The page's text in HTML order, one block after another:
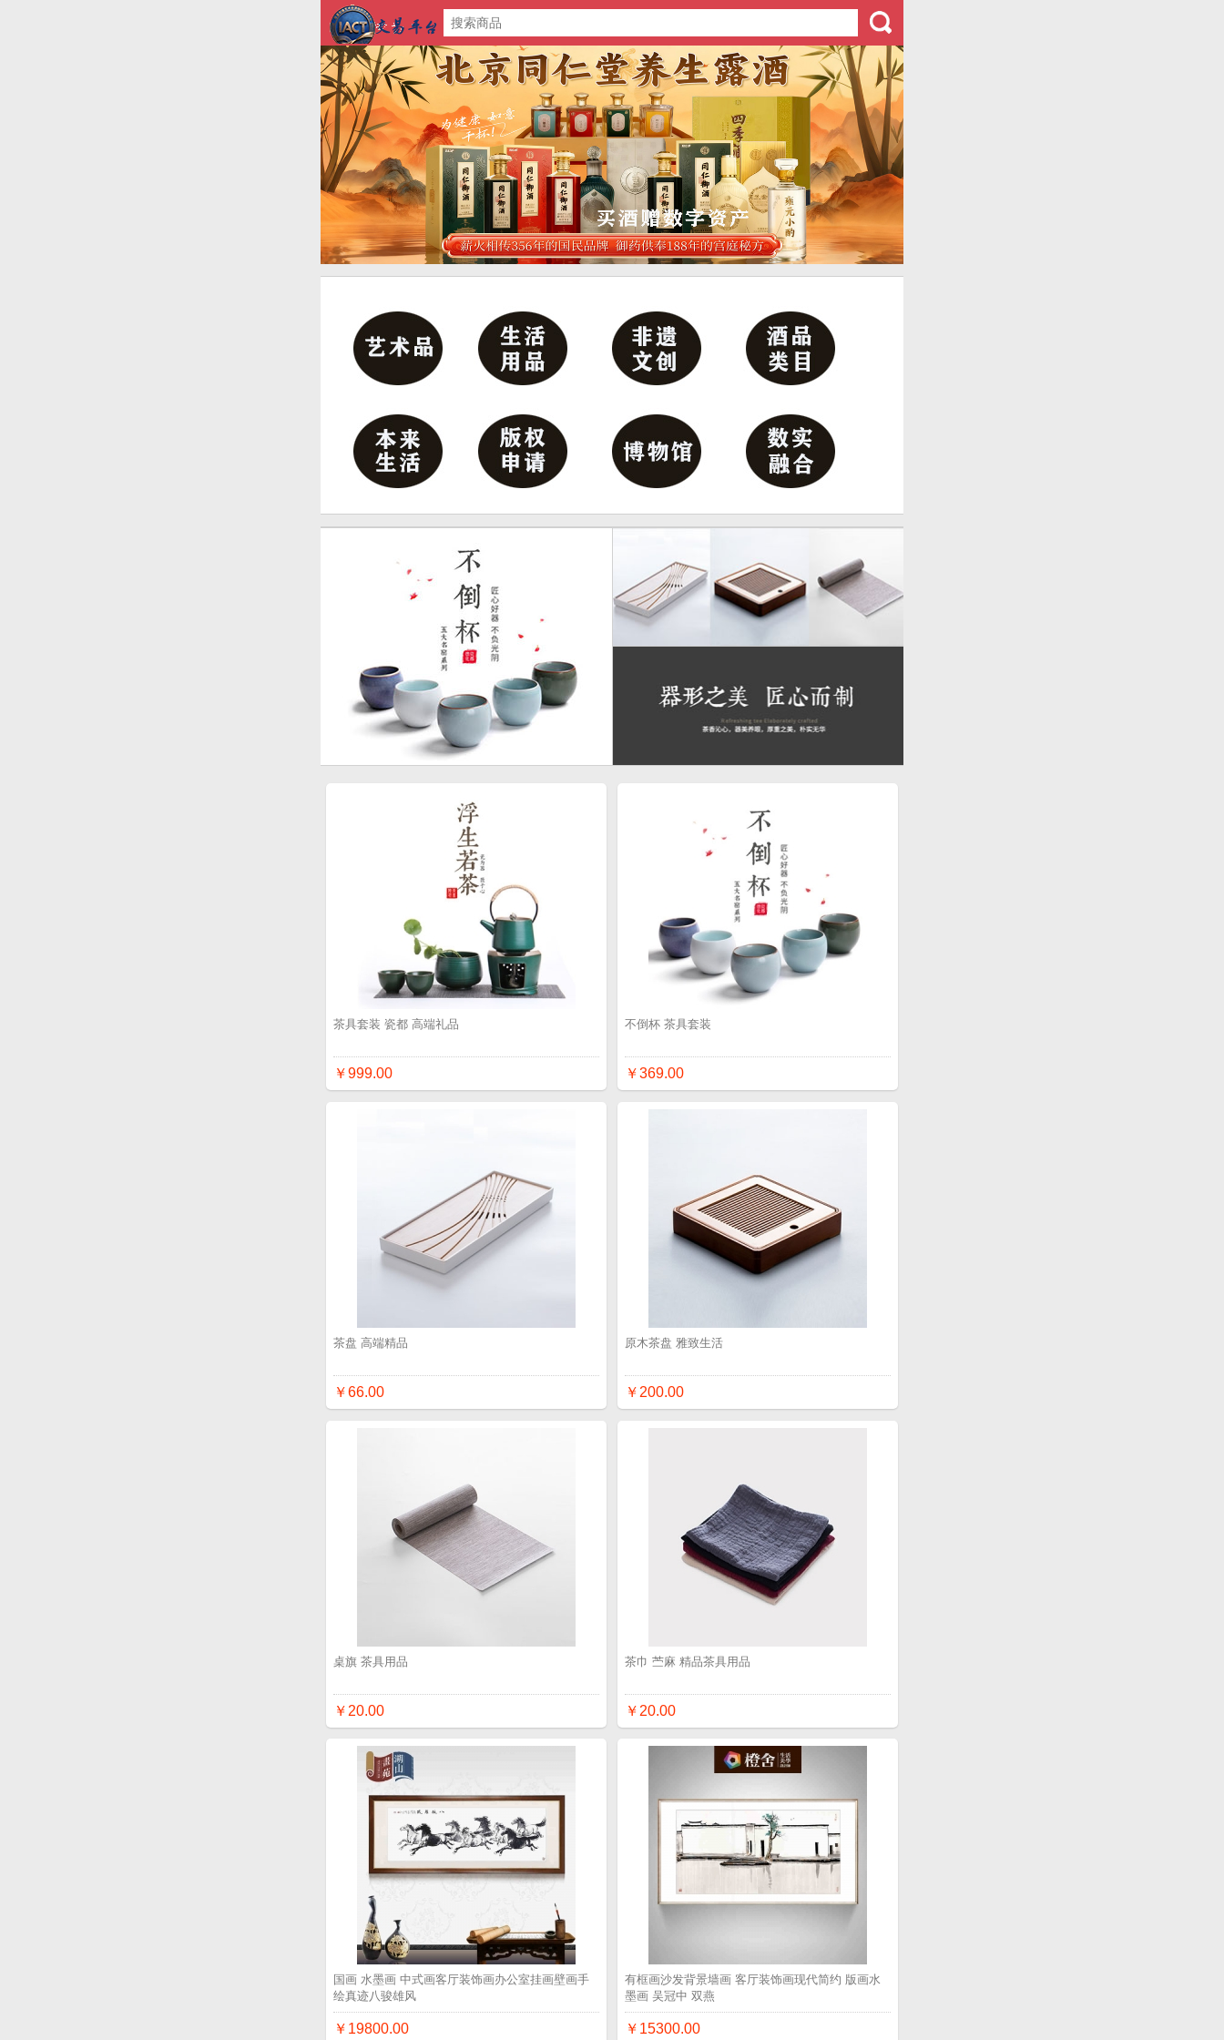
茶具套装 瓷都 高端礼品
￥999.00
不倒杯 茶具套装
￥369.00
茶盘 高端精品
￥66.00
原木茶盘 雅致生活
￥200.00
桌旗 茶具用品
￥20.00
茶巾 苎麻 精品茶具用品
￥20.00
国画 水墨画 中式画客厅装饰画办公室挂画壁画手
绘真迹八骏雄风
￥19800.00
有框画沙发背景墙画 客厅装饰画现代简约 版画水
墨画 吴冠中 双燕
￥15300.00